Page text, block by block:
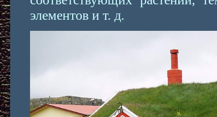
элементов и т. д.